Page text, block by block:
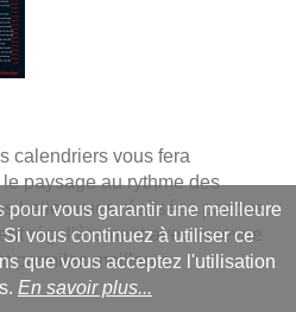
calendriers vous fera
paysage au rythme des
belles vues réalisées par des
régulièrement avec la revue
parmiles meilleurs
pour vous garantir une meilleure
vous continuez à utiliser ce
que vous acceptez l'utilisation
En savoir plus...